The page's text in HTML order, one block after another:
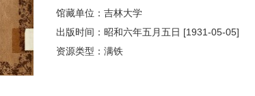
馆藏单位：吉林大学
出版时间：昭和六年五月五日 [1931-05-05]
资源类型：满铁